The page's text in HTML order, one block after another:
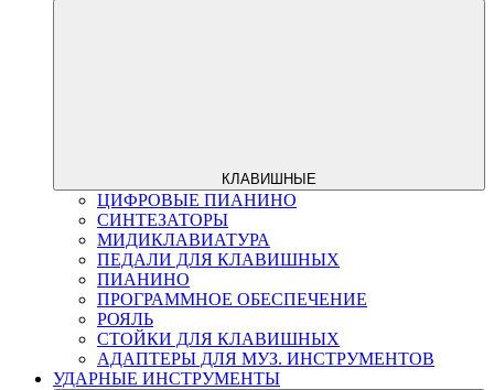
КЛАВИШНЫЕ
ЦИФРОВЫЕ ПИАНИНО
СИНТЕЗАТОРЫ
МИДИКЛАВИАТУРА
ПЕДАЛИ ДЛЯ КЛАВИШНЫХ
ПИАНИНО
ПРОГРАММНОЕ ОБЕСПЕЧЕНИЕ
РОЯЛЬ
СТОЙКИ ДЛЯ КЛАВИШНЫХ
АДАПТЕРЫ ДЛЯ МУЗ. ИНСТРУМЕНТОВ
УДАРНЫЕ ИНСТРУМЕНТЫ